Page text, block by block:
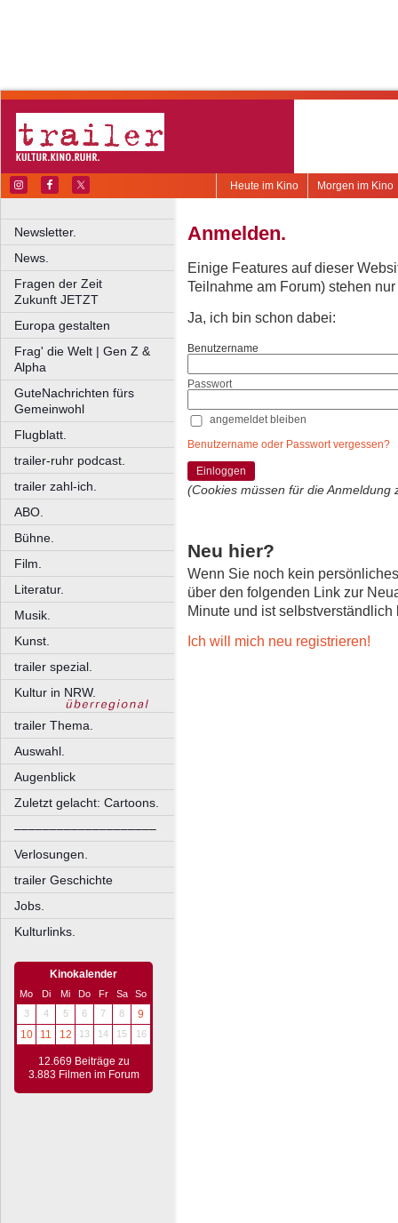
Morgen im Kino
Heute im Kino
Newsletter.
News.
Fragen der Zeit
Zukunft JETZT
Europa gestalten
Frag' die Welt | Gen Z &
Alpha
GuteNachrichten fürs
Gemeinwohl
Flugblatt.
trailer-ruhr podcast.
trailer zahl-ich.
ABO.
Bühne.
Film.
Literatur.
Musik.
Kunst.
trailer spezial.
Kultur in NRW.
trailer Thema.
Auswahl.
Augenblick
Zuletzt gelacht: Cartoons.
––––––––––––––––––––
Verlosungen.
trailer Geschichte
Jobs.
Kulturlinks.
Kinokalender
Mo Di Mi Do Fr Sa
So
3
4 5 6 7 8
9
10
11 12 13 14 15 16
12.669 Beiträge zu
3.883 Filmen im Forum
Anmelden.
Einige Features auf dieser
Teilnahme am Forum) stehen
Ja, ich bin schon dabei:
Benutzername
Passwort
angemeldet bleiben
Benutzername oder Passwort vergessen?
Einloggen
(Cookies müssen für die Anmeldung
Neu hier?
Wenn Sie noch kein
über den folgenden Link zur
Minute und ist selbstverständlich
Ich will mich neu registrieren!